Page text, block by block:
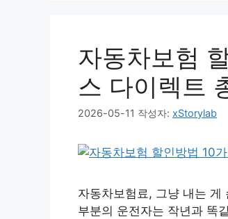
자동차보험
스 다이렉트
2026-05-11 작성자: xStorylab
자동차보험료, 그냥 내는 게
부분의 운전자는 작년과 똑